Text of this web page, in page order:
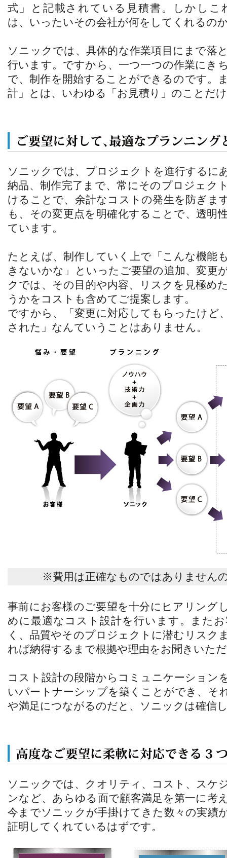
式」と記載されている見積書。しかしこ
は、いったいその会社が何をしてくれるの
ソニックでは、具体的な作業項目にまで落
行います。ですから、一つ一つの作業にき
で、制作を開始することができるのです。
計」とは、いわゆる「お見積り」のことだ
ソニックでは、プロジェクトを進行するに
納品、制作完了まで、常にそのプロジェク
けることで、余計なコストの発生を防ぎま
も、その変更点を明確化することで、透明
ています。
たとえば、制作していく上で「こんな機能
きないかな」といったご要望の追加、変更
クでは、その目的や内容、リスクを見極め
うかをコストも含めてご提案します。
ですから、「変更に対応してもらったけど
された」なんていうことはありません。
※費用は正確なものではありません
事前にお客様のご要望を十分にヒアリング
めに最適なコスト設計を行います。また
く、品質やそのプロジェクトに潜むリスク
れば納得するまで根拠や理由をお聞きいた
コスト設計の段階からコミュニケーション
いパートナーシップを築くことができ、そ
や満足につながるのだと、ソニックは確信
ソニックでは、クオリティ、コスト、スケ
ンなど、あらゆる面で顧客満足を第一に考
今までソニックが手掛けてきた数々の実績
証明してくれているはずです。